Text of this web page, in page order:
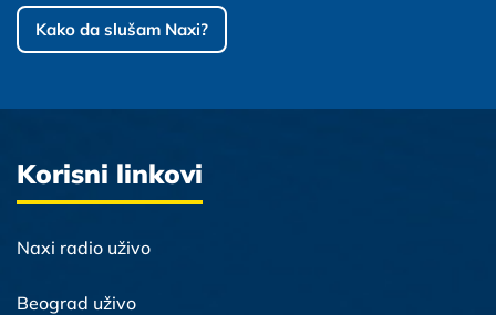
Kako da slušam Naxi?
Korisni linkovi
Naxi radio uživo
Beograd uživo